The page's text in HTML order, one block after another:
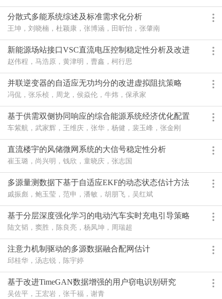
分散式多能系统综述及标准需求化分析
王坤，刘晓楠，杜颖康，张博涵，田昕怡，张肇南
新能源场站接口VSC直流电压控制稳定性分析及改进
控制策略
赵伟程，马浩原，黄津明，曹鑫，柯行思
并联逆变器的自适应无功均分的改进虚拟阻抗策略
冯侃，张乐桢，周龙，侯焱伦，牛炜，保承家
基于供需双侧协同响应的综合能源系统经济优化配置
研究
车紫航，武家辉，王维庆，张华，杨健，裴玉峰，张金刚
直流楼宇的风储微网系统的大信号稳定性分析
崔玉璐，尚兴明，钱欣，童晓庆，张志国
多源量测数据下基于自适应EKF的动态状态估计方法
戚振彪，鲍玉莹，范申，潘敏，胡朋飞，吴红斌
基于分层深度强化学习的电动汽车实时充电引导策略
陆文韬，窦胜，陈良亮，杨凤坤，周瑞超
注意力机制驱动的多源数据融合配网估计
邱桂华，汤志锐，陈宇婷
基于改进TimeGAN数据增强的用户窃电识别研究
吴佐平，王宏岩，张千福，谢青